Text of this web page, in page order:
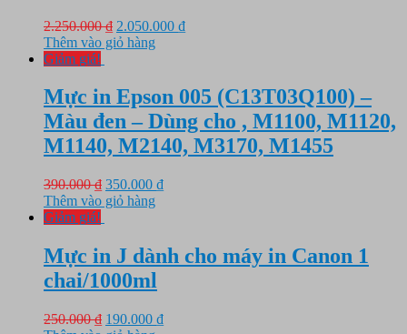
2.250.000₫ Giá
gốc
2.050.000 ₫Giá
2.050.000 ₫.
Thêm vào giỏ hàng
Giảm giá!
Mực in Epson 005 (C13T03Q100) –
Màu đen – Dùng cho , M1100, M1120,
M1140, M2140, M3170, M1455
390.000₫ Giá
gốc
350.000 ₫Giá
350.000 ₫.
Thêm vào giỏ hàng
Giảm giá!
Mực in J dành cho máy in Canon 1
chai/1000ml
250.000₫ Giá
190.000 ₫Giá